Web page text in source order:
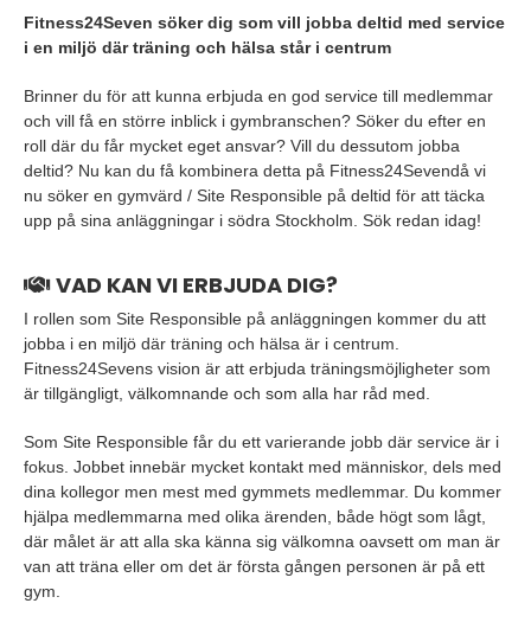
Fitness24Seven söker dig som vill jobba deltid med service
i en miljö där träning och hälsa står i centrum
Brinner du för att kunna erbjuda en god service till medlemmar
och vill få en större inblick i gymbranschen? Söker du efter en
roll där du får mycket eget ansvar? Vill du dessutom jobba
deltid? Nu kan du få kombinera detta på Fitness24Sevendå vi
nu söker en gymvärd / Site Responsible på deltid för att täcka
upp på sina anläggningar i södra Stockholm. Sök redan idag!
VAD KAN VI ERBJUDA DIG?
I rollen som Site Responsible på anläggningen kommer du att
jobba i en miljö där träning och hälsa är i centrum.
Fitness24Sevens vision är att erbjuda träningsmöjligheter som
är tillgängligt, välkomnande och som alla har råd med.
Som Site Responsible får du ett varierande jobb där service är i
fokus. Jobbet innebär mycket kontakt med människor, dels med
dina kollegor men mest med gymmets medlemmar. Du kommer
hjälpa medlemmarna med olika ärenden, både högt som lågt,
där målet är att alla ska känna sig välkomna oavsett om man är
van att träna eller om det är första gången personen är på ett
gym.